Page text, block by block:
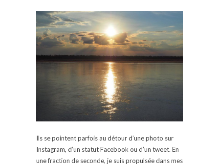
Ils se pointent parfois au détour d’une photo sur
Instagram, d’un statut Facebook ou d’un tweet. En
une fraction de seconde, je suis propulsée dans mes